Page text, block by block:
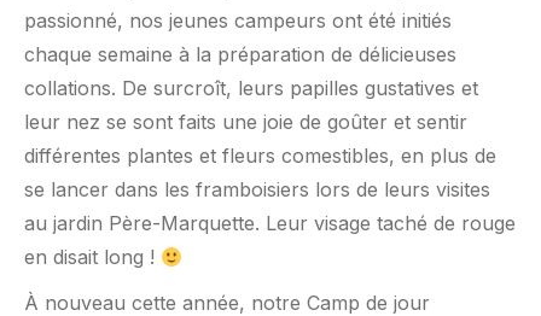
passionné, nos jeunes campeurs ont été initiés
chaque semaine à la préparation de délicieuses
collations. De surcroît, leurs papilles gustatives et
leur nez se sont faits une joie de goûter et sentir
différentes plantes et fleurs comestibles, en plus de
se lancer dans les framboisiers lors de leurs visites
au jardin Père-Marquette. Leur visage taché de rouge
en disait long !
À nouveau cette année, notre Camp de jour